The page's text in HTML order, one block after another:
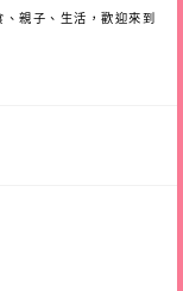
親子、生活，歡迎來到